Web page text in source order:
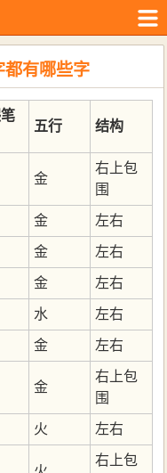
都有哪些字
五行 结构
金
右上包
围
金 左右
金 左右
金 左右
水 左右
金 左右
金
右上包
围
火 左右
右上包